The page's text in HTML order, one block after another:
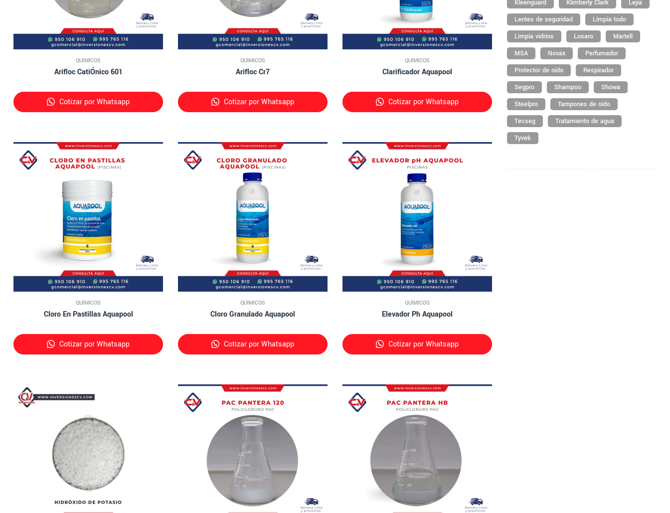
QUÍMICOS
Arifloc CatiÓnico 601
Cotizar por Whatsapp
QUÍMICOS
Arifloc Cr7
Cotizar por Whatsapp
QUÍMICOS
Clarificador Aquapool
Cotizar por Whatsapp
QUÍMICOS
Cloro En Pastillas Aquapool
Cotizar por Whatsapp
QUÍMICOS
Cloro Granulado Aquapool
Cotizar por Whatsapp
QUÍMICOS
Elevador Ph Aquapool
Cotizar por Whatsapp
Kleenguard
Klimberly Clark
Lejía
Lentes de seguridad
Limpia todo
Limpia vidrios
Losaro
Martell
MSA
Novax
Perfumador
Protector de oído
Respirador
Segpro
Shampoo
Showa
Steelpro
Tampones de oído
Tecseg
Tratamiento de agua
Tyvek